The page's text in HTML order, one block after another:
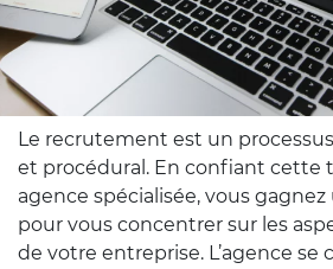
Le recrutement est un
et procédural. En confiant cette
agence spécialisée, vous
pour vous concentrer sur les
de votre entreprise. L’agence se